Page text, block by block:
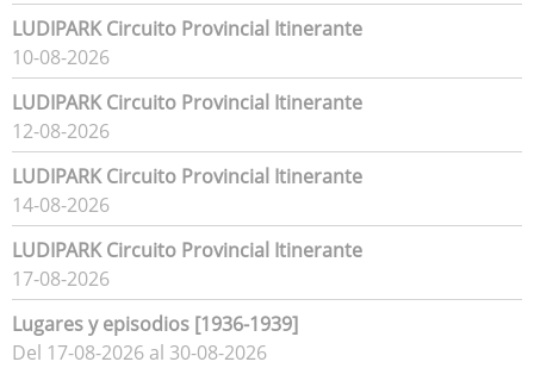
LUDIPARK Circuito Provincial Itinerante
10-08-2026
LUDIPARK Circuito Provincial Itinerante
12-08-2026
LUDIPARK Circuito Provincial Itinerante
14-08-2026
LUDIPARK Circuito Provincial Itinerante
17-08-2026
Lugares y episodios [1936-1939]
Del 17-08-2026 al 30-08-2026